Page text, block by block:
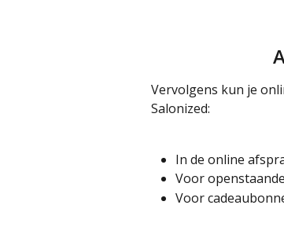
Vervolgens kun je
Salonized:
In de online
Voor
Voor